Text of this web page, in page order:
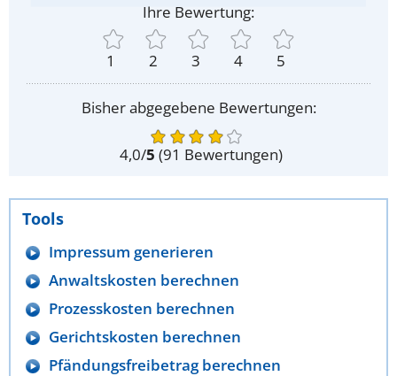
Ihre Bewertung:
1 2 3 4 5
Bisher abgegebene Bewertungen:
4,0/5 (91 Bewertungen)
Tools
Impressum generieren
Anwaltskosten berechnen
Prozesskosten berechnen
Gerichtskosten berechnen
Pfändungsfreibetrag berechnen